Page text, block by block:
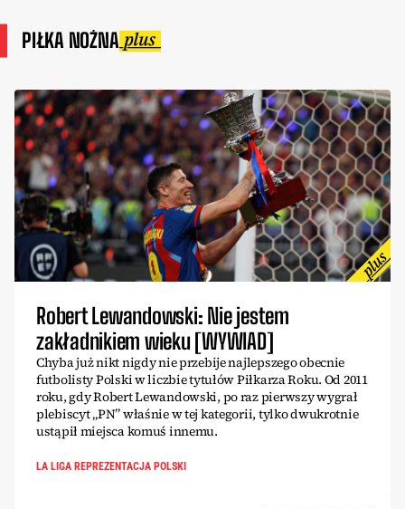
PIŁKA NOŻNA
Robert Lewandowski: Nie jestem
zakładnikiem wieku [WYWIAD]
Chyba już nikt nigdy nie przebije najlepszego obecnie
futbolisty Polski w liczbie tytułów Piłkarza Roku. Od 2011
roku, gdy Robert Lewandowski, po raz pierwszy wygrał
plebiscyt „PN” właśnie w tej kategorii, tylko dwukrotnie
ustąpił miejsca komuś innemu.
LA LIGA REPREZENTACJA POLSKI